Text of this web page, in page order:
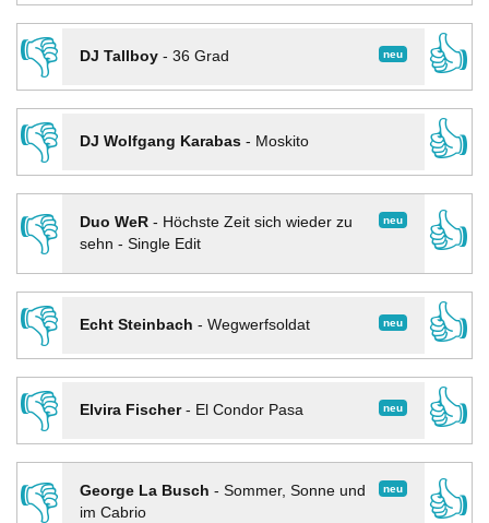
👎
neu
DJ Tallboy- 36 Grad
👍
👎
DJ Wolfgang Karabas- Moskito
👍
👎
neu
Duo WeR- Höchste Zeit sich wieder zu
sehn - Single Edit
👍
👎
neu
Echt Steinbach - Wegwerfsoldat
👍
👎
neu
Elvira Fischer- El Condor Pasa
👍
👎
neu
George La Busch - Sommer, Sonne und
im Cabrio
👍